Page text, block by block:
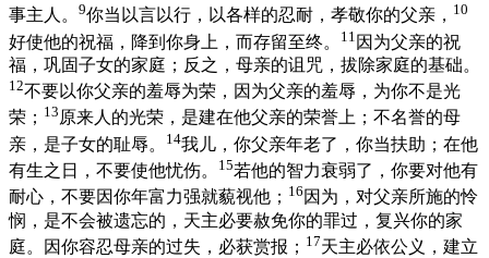
事主人。 9你当以言以行，以各样的忍耐，孝敬你的父亲， 10
好使他的祝福，降到你身上，而存留至终。 11 因为父亲的祝
福，巩固子女的家庭；反之，母亲的诅咒，拔除家庭的基础。
12不要以你父亲的羞辱为荣，因为父亲的羞辱，为你不是光
荣； 13原来人的光荣，是建在他父亲的荣誉上；不名誉的母
亲，是子女的耻辱。
14我儿，你父亲年老了，你当扶助；在他
有生之日，不要使他忧伤。
15若他的智力衰弱了，你要对他有
耐心，不要因你年富力强就藐视他； 16 因为，对父亲所施的怜
悯，是不会被遗忘的，天主必要赦免你的罪过，复兴你的家
庭。因你容忍母亲的过失，必获赏报； 17天主必依公义，建立